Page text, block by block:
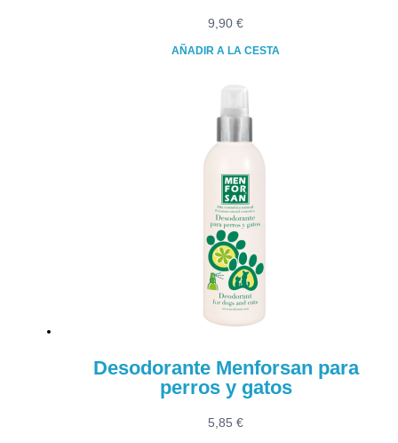
9,90 €
AÑADIR A LA CESTA
Desodorante Menforsan para
perros y gatos
5,85 €